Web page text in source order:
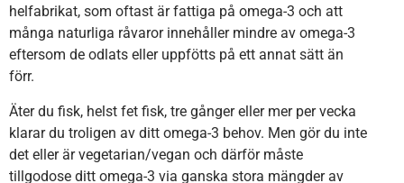
helfabrikat, som oftast är fattiga på omega-3 och att
många naturliga råvaror innehåller mindre av omega-3
eftersom de odlats eller uppfötts på ett annat sätt än
förr.
Äter du fisk, helst fet fisk, tre gånger eller mer per vecka
klarar du troligen av ditt omega-3 behov. Men gör du inte
det eller är vegetarian/vegan och därför måste
tillgodose ditt omega-3 via ganska stora mängder av